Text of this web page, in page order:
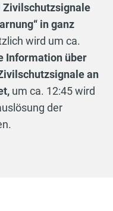
Zivilschutzsignale
in ganz
wird um ca.
Information über
an
um ca. 12:45 wird
der